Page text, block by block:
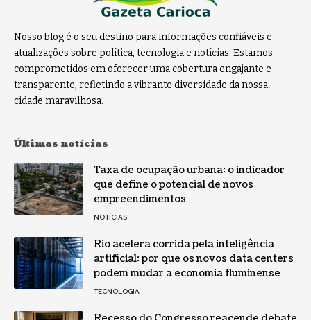
Nosso blog é o seu destino para informações confiáveis e
atualizações sobre política, tecnologia e notícias. Estamos
comprometidos em oferecer uma cobertura engajante e
transparente, refletindo a vibrante diversidade da nossa
cidade maravilhosa.
Últimas notícias
Taxa de ocupação urbana: o indicador
que define o potencial de novos
empreendimentos
NOTÍCIAS
Rio acelera corrida pela inteligência
artificial: por que os novos data centers
podem mudar a economia fluminense
TECNOLOGIA